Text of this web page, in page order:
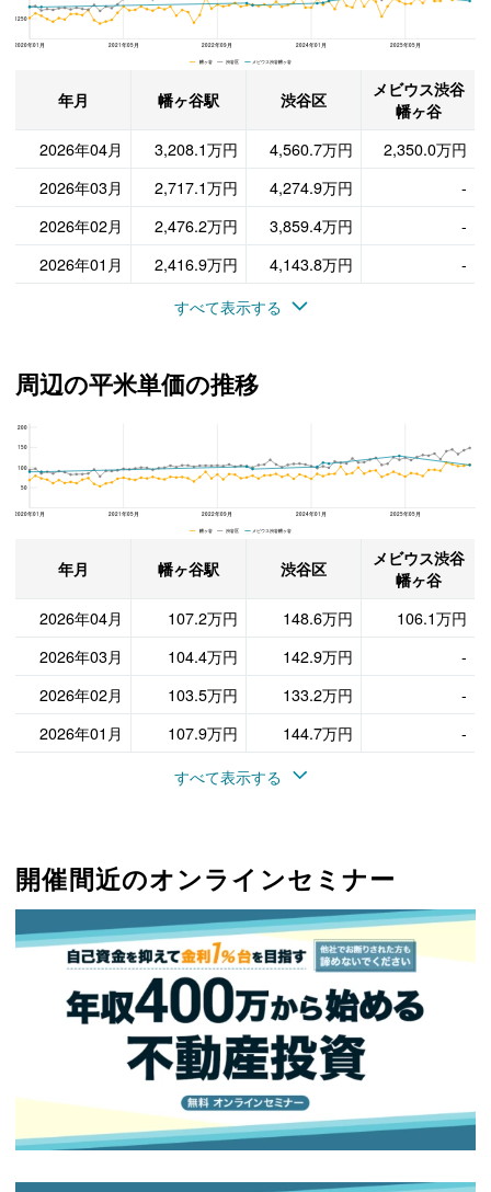
2020年01月 2021年05月 2022年09月 2024年01月 2025年05月
1250
幡ヶ谷 渋谷区 メビウス渋谷幡ヶ谷
年月 幡ヶ谷駅 渋谷区
メビウス渋谷
幡ヶ谷
2026年04月
3,208.1万円 4,560.7万円
2,350.0万円
2026年03月
2,717.1万円 4,274.9万円
-
2026年02月
2,476.2万円 3,859.4万円
-
2026年01月
2,416.9万円 4,143.8万円
-
すべて表示する
周辺の平米単価の推移
2020年01月 2021年05月 2022年09月 2024年01月 2025年05月
200
150
100
50
幡ヶ谷 渋谷区 メビウス渋谷幡ヶ谷
年月 幡ヶ谷駅 渋谷区
メビウス渋谷
幡ヶ谷
2026年04月
107.2万円 148.6万円
106.1万円
2026年03月
104.4万円 142.9万円
-
2026年02月
103.5万円 133.2万円
-
2026年01月
107.9万円 144.7万円
-
すべて表示する
開催間近のオンラインセミナー